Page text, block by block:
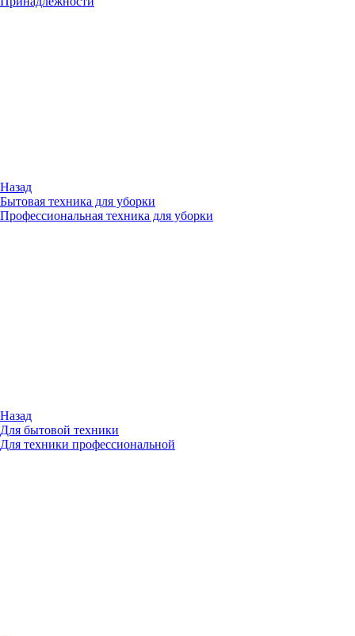
Назад
Бытовая техника для уборки
Профессиональная техника для уборки
Назад
Для бытовой техники
Для техники профессиональной